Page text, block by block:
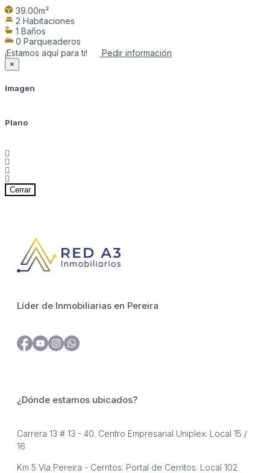
39.00m²
2 Habitaciones
1 Baños
0 Parqueaderos
¡Estamos aquí para ti!
Pedir información
×
Imagen
Plano
Cerrar
Líder de Inmobiliarias en Pereira
¿Dónde estamos ubicados?
Carrera 13 # 13 - 40. Centro Empresarial Uniplex. Local 15 /
16
Km 5 Vía Pereira - Cerritos. Portal de Cerritos. Local 102